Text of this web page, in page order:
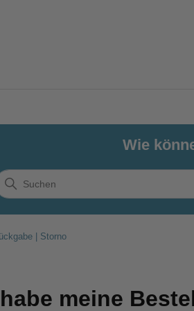
Wie
| Storno
meine